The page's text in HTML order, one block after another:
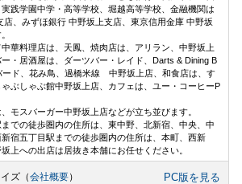
践学園中学・高等学校、堀越高等学校、金融機関は
店、みずほ銀行 中野坂上支店、東京信用金庫 中野坂
華料理店は、天鳳、焼肉店は、アリラン、中野坂上
・居酒屋は、ダーツバー・レイド、Darts & Dining B
ド、花み鳥、過橋米線 中野坂上店、和食店は、す
ぶしゃぶ館中野坂上店、カフェは、ユー・コーヒーP
モスバーガー中野坂上店などが立ち並びます。
での徒歩圏内の住所は、東中野、北新宿、中央、中
宿五丁目駅までの徒歩圏内の住所は、本町、西新
上への出店は居抜き本舗にお任せください。
ズ（会社概要） PC版を見る